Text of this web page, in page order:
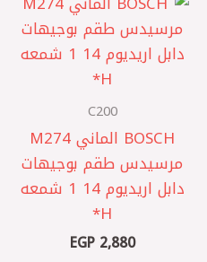
C200
BOSCH الماني M274
مرسيدس ‎طقم بوجيهات
دابل اريديوم 14 1 شمعه
H*
EGP2,880